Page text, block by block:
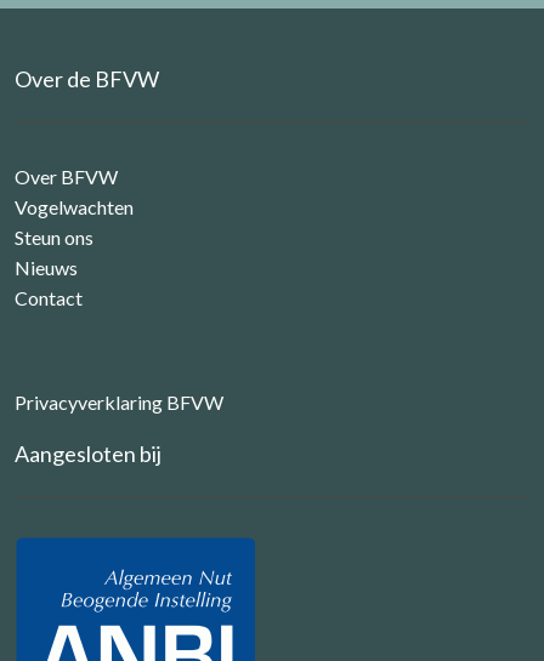
Over de BFVW
Over BFVW
Vogelwachten
Steun ons
Nieuws
Contact
Privacyverklaring BFVW
Aangesloten bij